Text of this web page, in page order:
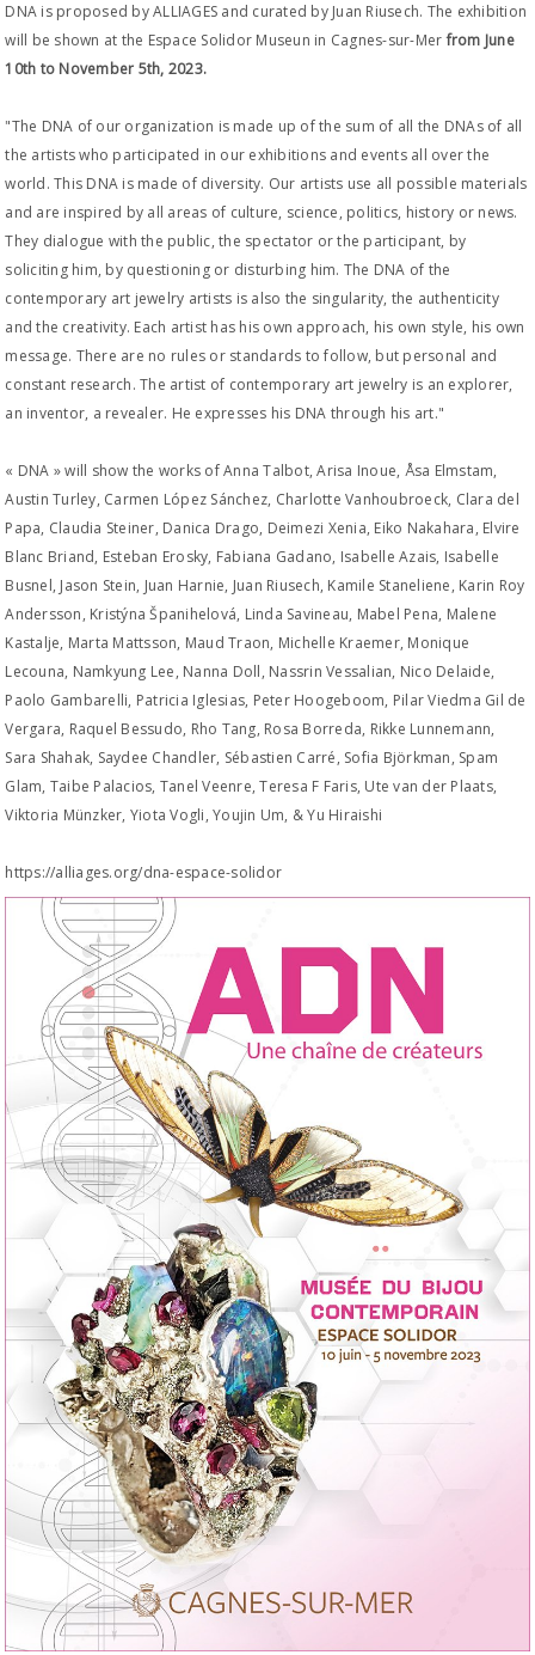
DNA is proposed by ALLIAGES and curated by Juan Riusech. The exhibition
will be shown at the Espace Solidor Museun in Cagnes-sur-Merfrom June
10th to November 5th, 2023.
"The DNA of our organization is made up of the sum of all the DNAs of all
the artists who participated in our exhibitions and events all over the
world. This DNA is made of diversity. Our artists use all possible materials
and are inspired by all areas of culture, science, politics, history or news.
They dialogue with the public, the spectator or the participant, by
soliciting him, by questioning or disturbing him. The DNA of the
contemporary art jewelry artists is also the singularity, the authenticity
and the creativity. Each artist has his own approach, his own style, his own
message. There are no rules or standards to follow, but personal and
constant research. The artist of contemporary art jewelry is an explorer,
an inventor, a revealer. He expresses his DNA through his art."
« DNA » will show the works of Anna Talbot, Arisa Inoue, Åsa Elmstam,
Austin Turley, Carmen López Sánchez, Charlotte Vanhoubroeck, Clara del
Papa, Claudia Steiner, Danica Drago, Deimezi Xenia, Eiko Nakahara, Elvire
Blanc Briand, Esteban Erosky, Fabiana Gadano, Isabelle Azais, Isabelle
Busnel, Jason Stein, Juan Harnie, Juan Riusech, Kamile Staneliene, Karin Roy
Andersson, Kristýna Španihelová, Linda Savineau, Mabel Pena, Malene
Kastalje, Marta Mattsson, Maud Traon, Michelle Kraemer, Monique
Lecouna, Namkyung Lee, Nanna Doll, Nassrin Vessalian, Nico Delaide,
Paolo Gambarelli, Patricia Iglesias, Peter Hoogeboom, Pilar Viedma Gil de
Vergara, Raquel Bessudo, Rho Tang, Rosa Borreda, Rikke Lunnemann,
Sara Shahak, Saydee Chandler, Sébastien Carré, Sofia Björkman, Spam
Glam, Taibe Palacios, Tanel Veenre, Teresa F Faris, Ute van der Plaats,
Viktoria Münzker, Yiota Vogli, Youjin Um, & Yu Hiraishi
https://alliages.org/dna-espace-solidor